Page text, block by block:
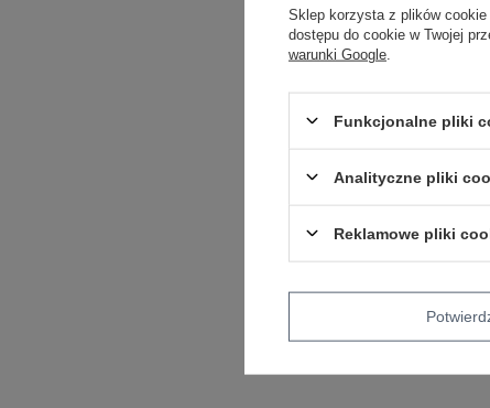
Sklep korzysta z plików cookie
dostępu do cookie w Twojej
warunki Google
Funkcjonalne pliki
Analityczne pliki
Reklamowe pliki